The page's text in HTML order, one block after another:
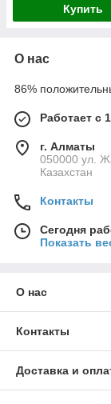
Купить
О нас
86%
Работает с
г. Алматы
050000 ул.
Казахстан
Контакты
Сегодня
Показать
О нас
Контакты
Доставка и